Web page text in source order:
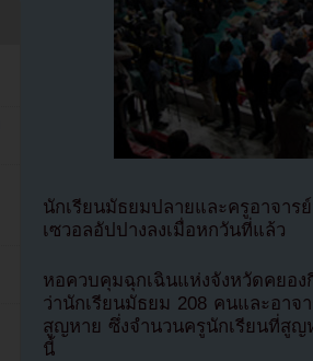
นักเรียนมัธยมปลายและครูอาจา
เซวอลอัปปางลงเมื่อหกวันที่แล้ว
หอควบคุมฉุกเฉินแห่งจังหวัดคยอ
ว่านักเรียนมัธยม 208 คนและอาจ
สูญหาย ซึ่งจำนวนครูนักเรียนที่สู
นี้